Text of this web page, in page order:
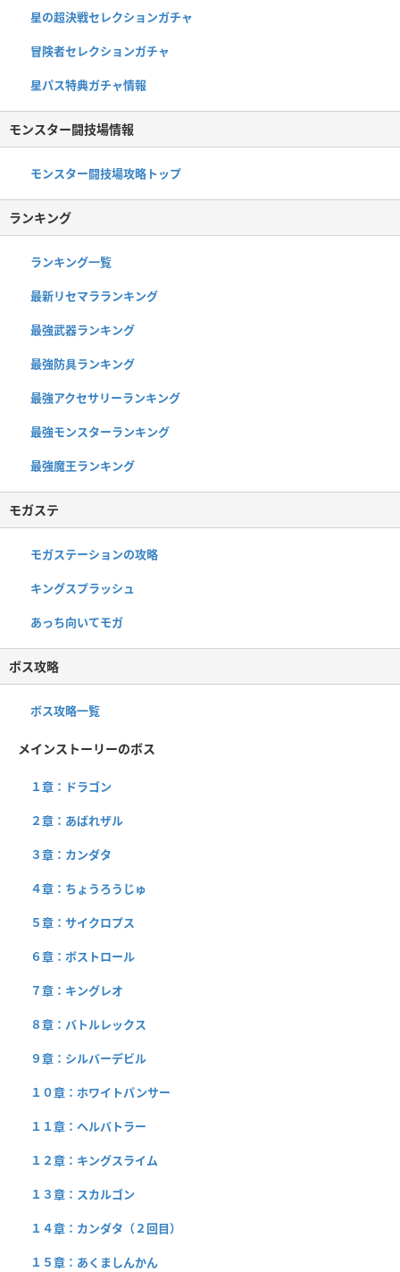
星の超決戦セレクションガチャ
冒険者セレクションガチャ
星パス特典ガチャ情報
モンスター闘技場情報
モンスター闘技場攻略トップ
ランキング
ランキング一覧
最新リセマラランキング
最強武器ランキング
最強防具ランキング
最強アクセサリーランキング
最強モンスターランキング
最強魔王ランキング
モガステ
モガステーションの攻略
キングスプラッシュ
あっち向いてモガ
ボス攻略
ボス攻略一覧
メインストーリーのボス
１章：ドラゴン
２章：あばれザル
３章：カンダタ
４章：ちょうろうじゅ
５章：サイクロプス
６章：ボストロール
７章：キングレオ
８章：バトルレックス
９章：シルバーデビル
１０章：ホワイトパンサー
１１章：ヘルバトラー
１２章：キングスライム
１３章：スカルゴン
１４章：カンダタ（２回目）
１５章：あくましんかん